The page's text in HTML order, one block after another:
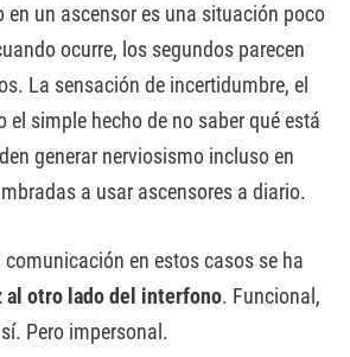
en un ascensor es una situación poco
ocurre, los segundos parecen
La sensación de incertidumbre, el
el simple hecho de no saber qué está
generar nerviosismo incluso en
a usar ascensores a diario.
comunicación en estos casos se ha
al otro lado del interfono. Funcional,
sí. Pero impersonal.